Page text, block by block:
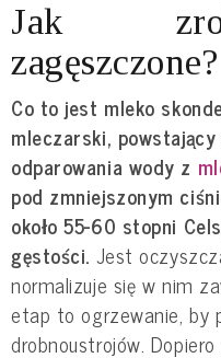
Jak
zagęszczone?
Co to jest mleko
mleczarski,
odparowania wody z
pod zmniejszonym
około 55-60 stopni
gęstości. Jest
normalizuje się w nim
etap to ogrzewanie, by
drobnoustrojów.